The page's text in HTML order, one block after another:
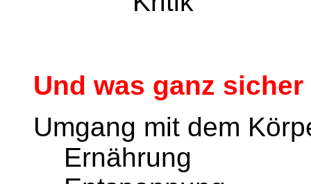
Und was ganz
Umgang mit dem
Ernährung